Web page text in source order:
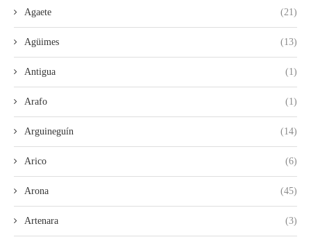
Agaete (21)
Agüimes (13)
Antigua (1)
Arafo (1)
Arguineguín (14)
Arico (6)
Arona (45)
Artenara (3)